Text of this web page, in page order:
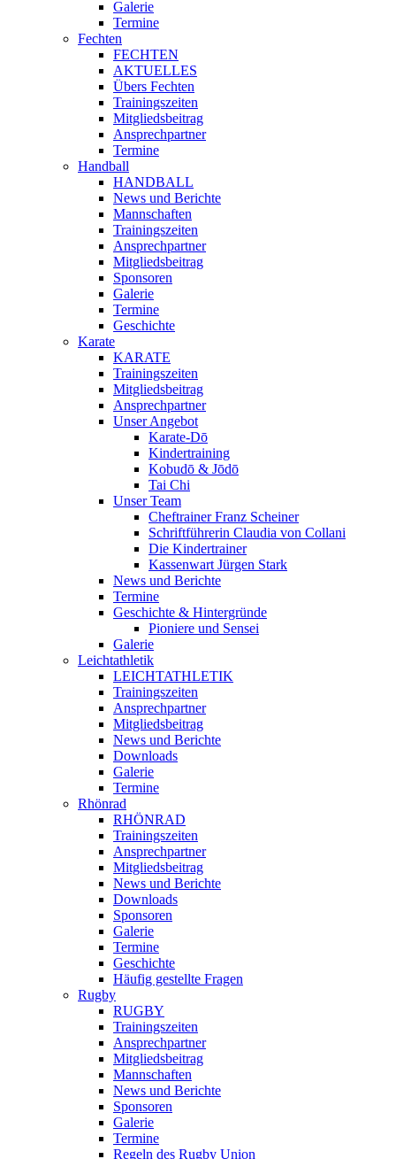
Galerie
Termine
Fechten
FECHTEN
AKTUELLES
Übers Fechten
Trainingszeiten
Mitgliedsbeitrag
Ansprechpartner
Termine
Handball
HANDBALL
News und Berichte
Mannschaften
Trainingszeiten
Ansprechpartner
Mitgliedsbeitrag
Sponsoren
Galerie
Termine
Geschichte
Karate
KARATE
Trainingszeiten
Mitgliedsbeitrag
Ansprechpartner
Unser Angebot
Karate-Dō
Kindertraining
Kobudō & Jōdō
Tai Chi
Unser Team
Cheftrainer Franz Scheiner
Schriftführerin Claudia von Collani
Die Kindertrainer
Kassenwart Jürgen Stark
News und Berichte
Termine
Geschichte & Hintergründe
Pioniere und Sensei
Galerie
Leichtathletik
LEICHTATHLETIK
Trainingszeiten
Ansprechpartner
Mitgliedsbeitrag
News und Berichte
Downloads
Galerie
Termine
Rhönrad
RHÖNRAD
Trainingszeiten
Ansprechpartner
Mitgliedsbeitrag
News und Berichte
Downloads
Sponsoren
Galerie
Termine
Geschichte
Häufig gestellte Fragen
Rugby
RUGBY
Trainingszeiten
Ansprechpartner
Mitgliedsbeitrag
Mannschaften
News und Berichte
Sponsoren
Galerie
Termine
Regeln des Rugby Union